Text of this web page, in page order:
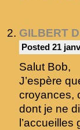
GILBERT
Posted 21
Salut Bob,
J’espère
croyances,
dont je ne